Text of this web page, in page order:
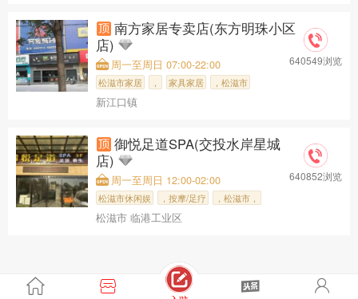
南方家居专卖店(东方明珠小区
店)
周一至周日 07:00-22:00
松滋市家居 ， 家具家居 ，松滋市
新江口镇
640549浏览
御悦足道SPA(交投水岸星城
店)
周一至周日 12:00-02:00
松滋市休闲娱 ，按摩/足疗 ，松滋市，
松滋市 临港工业区
640852浏览